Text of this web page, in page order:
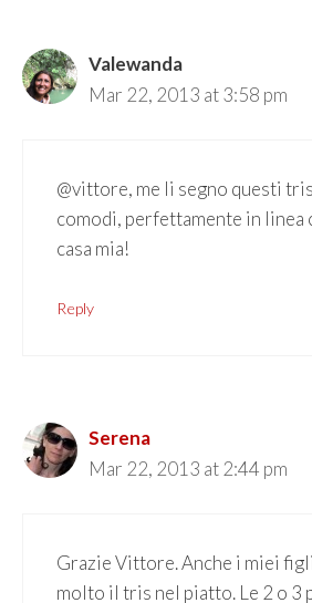
Valewanda
Mar 22, 2013 at 3:58 pm
@vittore, me li segno questi
comodi, perfettamente in Iinea
casa mia!
Reply
Serena
Mar 22, 2013 at 2:44 pm
Grazie Vittore. Anche i miei
molto il tris nel piatto. Le 2 o 3